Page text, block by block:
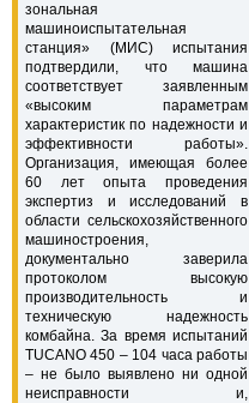
зональная
машиноиспытательная
станция» (МИС) испытания
подтвердили, что машина
соответствует заявленным
«высоким параметрам
характеристик по надежности и
эффективности работы».
Организация, имеющая более
60 лет опыта проведения
экспертиз и исследований в
области сельскохозяйственного
машиностроения,
документально заверила
протоколом высокую
производительность и
техническую надежность
комбайна. За время испытаний
TUCANO 450 – 104 часа работы
– не было выявлено ни одной
неисправности и,